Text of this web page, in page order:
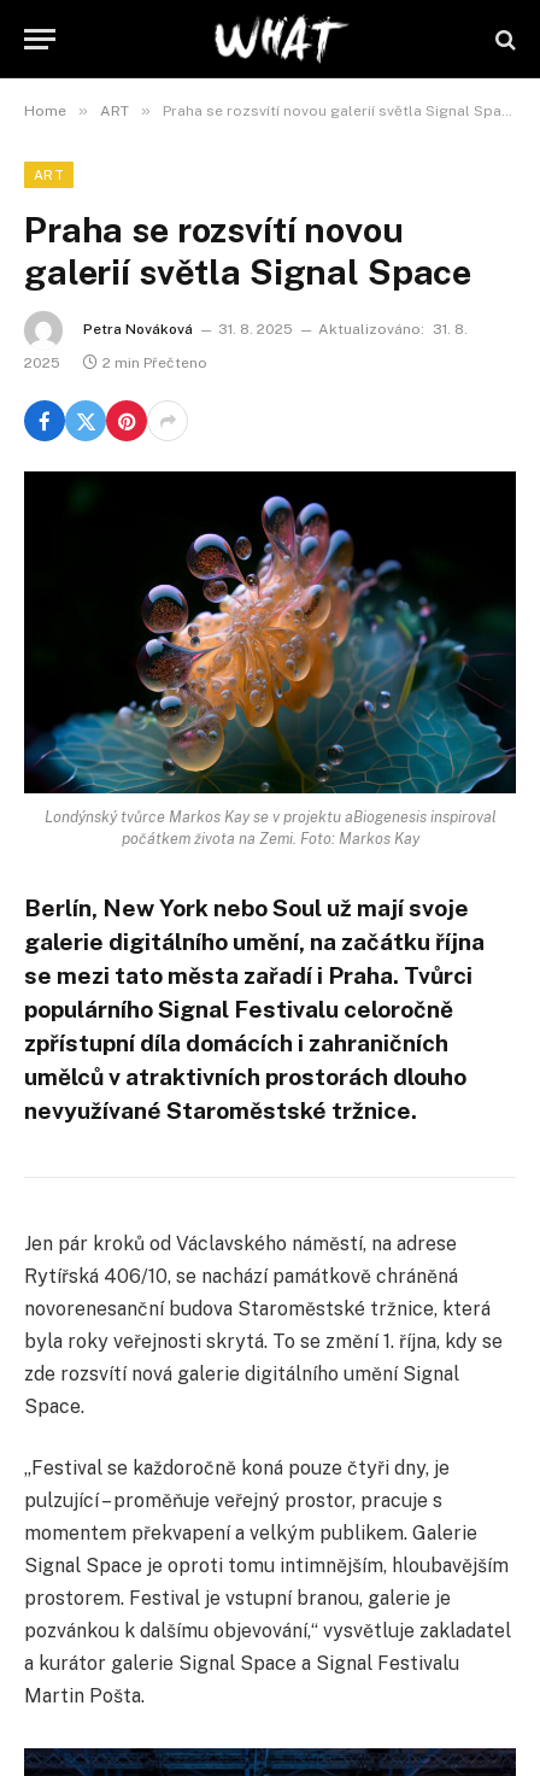
Home » ART » Praha se rozsvítí novou galerií světla Signal Space
ART
Praha se rozsvítí novou
galerií světla Signal Space
Petra Nováková 31. 8. 2025 Aktualizováno:
31. 8.
2025
2 min Přečteno
Londýnský tvůrce Markos Kay se v projektu aBiogenesis inspiroval
počátkem života na Zemi. Foto: Markos Kay
Berlín, New York nebo Soul už mají svoje
galerie digitálního umění, na začátku října
se mezi tato města zařadí i Praha. Tvůrci
populárního Signal Festivalu celoročně
zpřístupní díla domácích i zahraničních
umělců v atraktivních prostorách dlouho
nevyužívané Staroměstské tržnice.
Jen pár kroků od Václavského náměstí, na adrese
Rytířská 406/10, se nachází památkově chráněná
novorenesanční budova Staroměstské tržnice, která
byla roky veřejnosti skrytá. To se změní 1. října, kdy se
zde rozsvítí nová galerie digitálního umění Signal
Space.
„Festival se každoročně koná pouze čtyři dny, je
pulzující – proměňuje veřejný prostor, pracuje s
momentem překvapení a velkým publikem. Galerie
Signal Space je oproti tomu intimnějším, hloubavějším
prostorem. Festival je vstupní branou, galerie je
pozvánkou k dalšímu objevování,“ vysvětluje zakladatel
a kurátor galerie Signal Space a Signal Festivalu
Martin Pošta.